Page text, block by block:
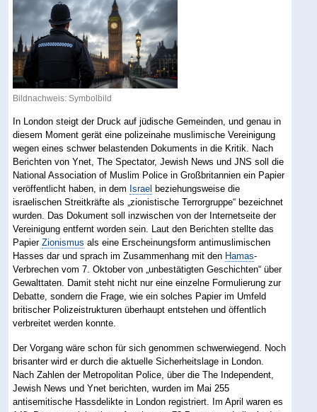
Bildnachweis: Symbolbild
In London steigt der Druck auf jüdische Gemeinden, und genau in
diesem Moment gerät eine polizeinahe muslimische Vereinigung
wegen eines schwer belastenden Dokuments in die Kritik. Nach
Berichten von Ynet, The Spectator, Jewish News und JNS soll die
National Association of Muslim Police in Großbritannien ein Papier
veröffentlicht haben, in dem Israel beziehungsweise die
israelischen Streitkräfte als „zionistische Terrorgruppe“ bezeichnet
wurden. Das Dokument soll inzwischen von der Internetseite der
Vereinigung entfernt worden sein. Laut den Berichten stellte das
PapierZionismus als eine Erscheinungsform antimuslimischen
Hasses dar und sprach im Zusammenhang mit den Hamas-
Verbrechen vom 7. Oktober von „unbestätigten Geschichten“ über
Gewalttaten. Damit steht nicht nur eine einzelne Formulierung zur
Debatte, sondern die Frage, wie ein solches Papier im Umfeld
britischer Polizeistrukturen überhaupt entstehen und öffentlich
verbreitet werden konnte.
Der Vorgang wäre schon für sich genommen schwerwiegend. Noch
brisanter wird er durch die aktuelle Sicherheitslage in London.
Nach Zahlen der Metropolitan Police, über die The Independent,
Jewish News und Ynet berichten, wurden im Mai 255
antisemitische Hassdelikte in London registriert. Im April waren es